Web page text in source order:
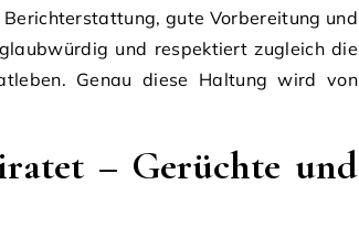
gute Vorbereitung und
und respektiert zugleich die
Genau diese Haltung wird von
– Gerüchte und